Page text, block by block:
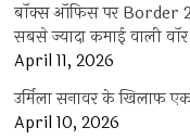
बॉक्स ऑफिस पर Border 2
सबसे ज्यादा कमाई वाली
April 11, 2026
उर्मिला सनावर के खिलाफ
April 10, 2026